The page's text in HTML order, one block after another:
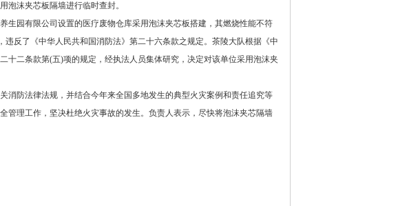
泡沫夹芯板隔墙进行临时查封。
生园有限公司设置的医疗废物仓库采用泡沫夹芯板搭建，其燃烧性能不符
违反了《中华人民共和国消防法》第二十六条款之规定。茶陵大队根据《中
十二条款第(五)项的规定，经执法人员集体研究，决定对该单位采用泡沫夹
消防法律法规，并结合今年来全国多地发生的典型火灾案例和责任追究等
管理工作，坚决杜绝火灾事故的发生。负责人表示，尽快将泡沫夹芯隔墙